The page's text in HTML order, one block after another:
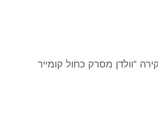
“וולדן מסרק כחול קומייר